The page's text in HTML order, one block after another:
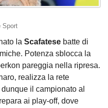
Sport
la Scafatese batte di
Potenza sblocca la
pareggia nella ripresa.
realizza la rete
il campionato al
ai play-off, dove